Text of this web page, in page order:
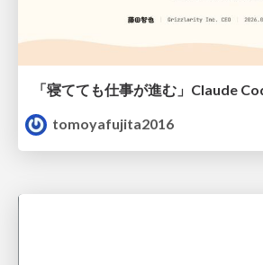
tomoyafujita2016